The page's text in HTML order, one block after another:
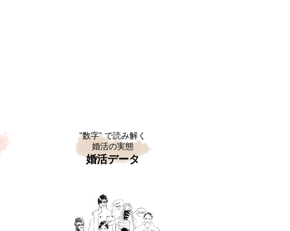
"数字” で読み解く
婚活の実態
婚活データ